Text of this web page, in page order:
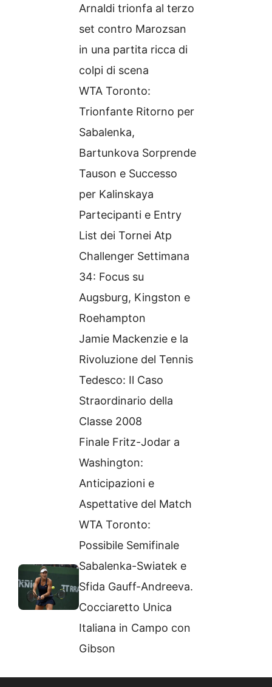
Arnaldi trionfa al terzo
set contro Marozsan
in una partita ricca di
colpi di scena
WTA Toronto:
Trionfante Ritorno per
Sabalenka,
Bartunkova Sorprende
Tauson e Successo
per Kalinskaya
Partecipanti e Entry
List dei Tornei Atp
Challenger Settimana
34: Focus su
Augsburg, Kingston e
Roehampton
Jamie Mackenzie e la
Rivoluzione del Tennis
Tedesco: Il Caso
Straordinario della
Classe 2008
Finale Fritz-Jodar a
Washington:
Anticipazioni e
Aspettative del Match
WTA Toronto:
Possibile Semifinale
Sabalenka-Swiatek e
Sfida Gauff-Andreeva.
Cocciaretto Unica
Italiana in Campo con
Gibson